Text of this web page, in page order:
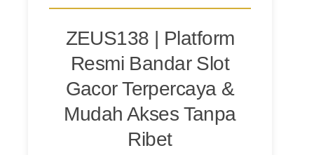
ZEUS138 | Platform
Resmi Bandar Slot
Gacor Terpercaya &
Mudah Akses Tanpa
Ribet